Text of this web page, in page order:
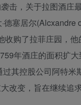
击，关于拉图酒庄
塞居尔
购了拉菲庄园，
年酒庄的面积扩
其控股公司阿特
改变，旨在继续追